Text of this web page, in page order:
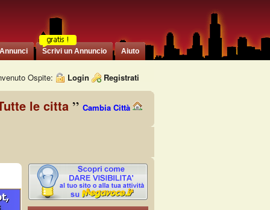
Scrivi un Annuncio Aiuto
Ospite: Login Registrati
le citta Cambia Città